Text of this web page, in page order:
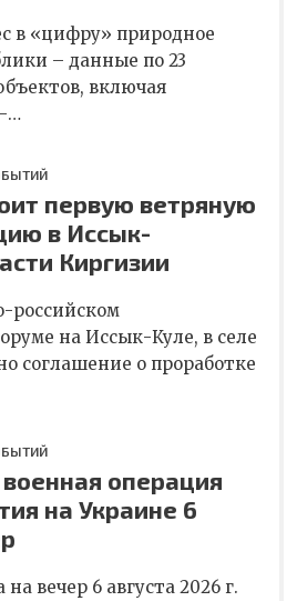
в «цифру» природное
– данные по 23
включая
первую ветряную
в Иссык-
Киргизии
российском
на Иссык-Куле, в селе
соглашение о проработке
операция
на Украине 6
вечер 6 августа 2026 г.